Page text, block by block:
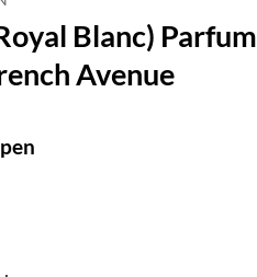
Blanc) Parfum
Avenue